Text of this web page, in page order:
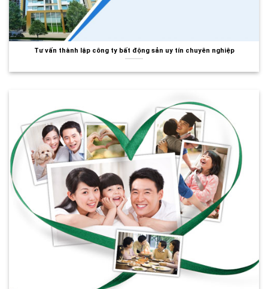
Tư vấn thành lập công ty bất động sản uy tín chuyên nghiệp